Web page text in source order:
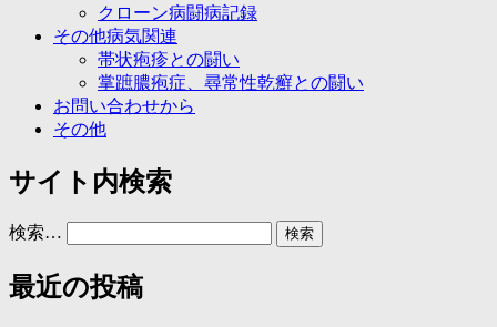
クローン病闘病記録
その他病気関連
帯状疱疹との闘い
掌蹠膿疱症、尋常性乾癬との闘い
お問い合わせから
その他
サイト内検索
検索…
最近の投稿